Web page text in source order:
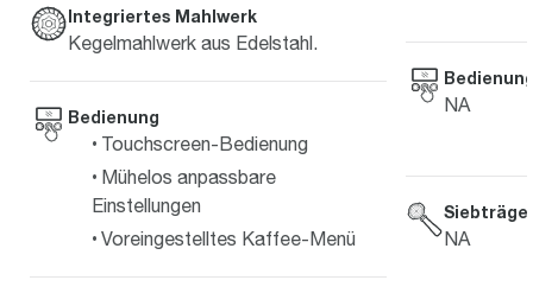
Integriertes Mahlwerk
Kegelmahlwerk aus Edelstahl.
Bedienung
Touchscreen-Bedienung
Mühelos anpassbare
Einstellungen
Voreingestelltes Kaffee-Menü
NA
NA